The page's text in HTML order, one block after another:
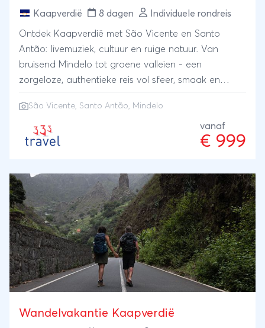
Kaapverdië 8 dagen Individuele rondreis
Ontdek Kaapverdië met São Vicente en Santo
Antão: livemuziek, cultuur en ruige natuur. Van
bruisend Mindelo tot groene valleien - een
zorgeloze, authentieke reis vol sfeer, smaak en
São Vicente, Santo Antão, Mindelo
vanaf
€ 999
Wandelvakantie Kaapverdië